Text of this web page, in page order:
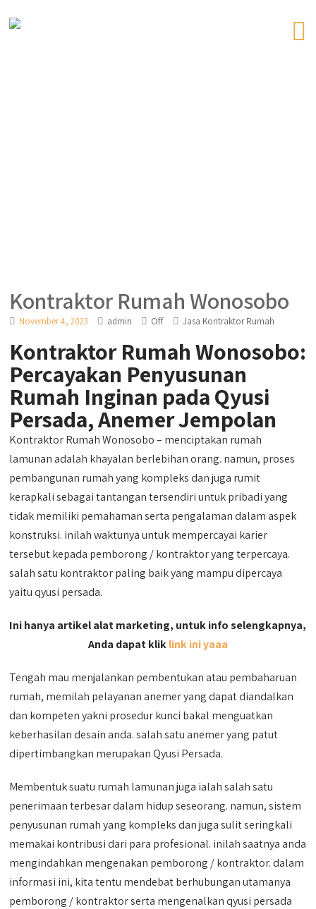
Kontraktor Rumah Wonosobo
November 4, 2023 admin Off Jasa Kontraktor Rumah
Kontraktor Rumah Wonosobo:
Percayakan Penyusunan
Rumah Inginan pada Qyusi
Persada, Anemer Jempolan
Kontraktor Rumah Wonosobo – menciptakan rumah
lamunan adalah khayalan berlebihan orang. namun, proses
pembangunan rumah yang kompleks dan juga rumit
kerapkali sebagai tantangan tersendiri untuk pribadi yang
tidak memiliki pemahaman serta pengalaman dalam aspek
konstruksi. inilah waktunya untuk mempercayai karier
tersebut kepada pemborong / kontraktor yang terpercaya.
salah satu kontraktor paling baik yang mampu dipercaya
yaitu qyusi persada.
Ini hanya artikel alat marketing, untuk info selengkapnya,
Anda dapat kliklink ini yaaa
Tengah mau menjalankan pembentukan atau pembaharuan
rumah, memilah pelayanan anemer yang dapat diandalkan
dan kompeten yakni prosedur kunci bakal menguatkan
keberhasilan desain anda. salah satu anemer yang patut
dipertimbangkan merupakan Qyusi Persada.
Membentuk suatu rumah lamunan juga ialah salah satu
penerimaan terbesar dalam hidup seseorang. namun, sistem
penyusunan rumah yang kompleks dan juga sulit seringkali
memakai kontribusi dari para profesional. inilah saatnya anda
mengindahkan mengenakan pemborong / kontraktor. dalam
informasi ini, kita tentu mendebat berhubungan utamanya
pemborong / kontraktor serta mengenalkan qyusi persada